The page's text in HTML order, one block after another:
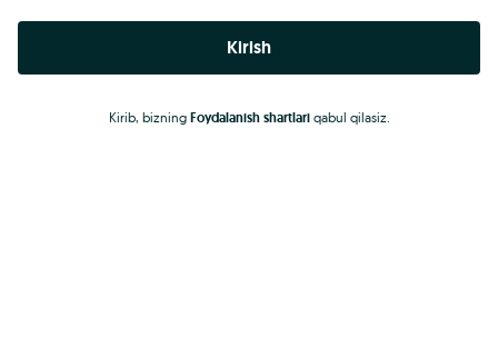
Kirish
Kirib, bizning Foydalanish shartlariqabul qilasiz.